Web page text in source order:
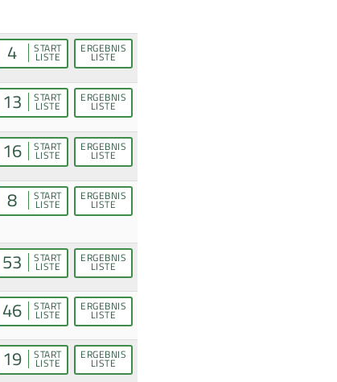
4 START
LISTE
ERGEBNIS
LISTE
13 START
LISTE
ERGEBNIS
LISTE
16 START
LISTE
ERGEBNIS
LISTE
8 START
LISTE
ERGEBNIS
LISTE
53 START
LISTE
ERGEBNIS
LISTE
46 START
LISTE
ERGEBNIS
LISTE
19 START
LISTE
ERGEBNIS
LISTE